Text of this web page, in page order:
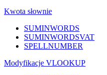
Kwota słownie
SUMINWORDS
SUMINWORDSVAT
SPELLNUMBER
Modyfikacje VLOOKUP